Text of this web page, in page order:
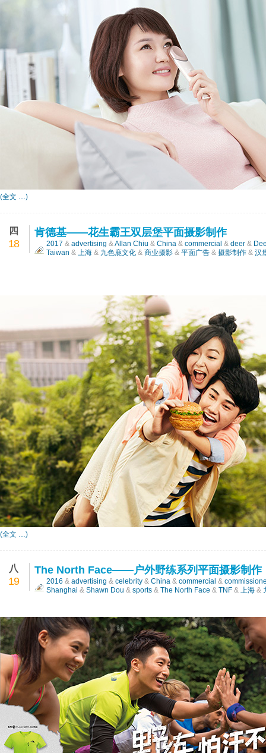
(全文 …)
四
18
肯德基——花生霸王双层堡平面摄影制作
2017 & advertising &Allan Chiu & China & commercial & deer &
Taiwan & 上海 & 九色鹿文化 & 商业摄影 & 平面广告 & 摄影制作 & 汉
(全文 …)
八
19
The North Face——户外野练系列平面摄影制作
2016 & advertising & celebrity & China & commercial &
Shanghai & Shawn Dou & sports & The North Face & TNF & 上海 &